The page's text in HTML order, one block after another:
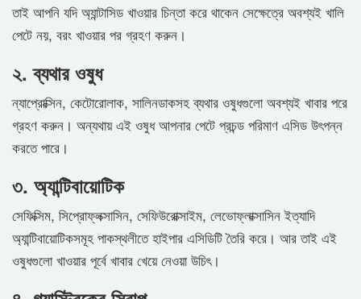
তাই আপনি যদি অ্যান্টাসিড খাওয়ার চিন্তা করে থাকেন সেক্ষেত্রে অবশ্যই খালি
পেটে নয়, বরং খাওয়ার পর গ্রহণ করুন।
২. ব্যথার ওষুধ
ন্যাপ্রোক্সিন, কেটোরোলাক, সালিনডাকসহ ব্যথার ওষুধগুলো অবশ্যই খাবার পরে
গ্রহণ করুন। অন্যথায় এই ওষুধ আপনার পেটে প্রচন্ড পরিমাণ এসিড উৎপন্ন
করতে পারে।
৩. অ্যান্টিবায়োটিক
সেফিক্সিম, সিপ্রোফ্লক্সাসিন, সেফিউরোক্সাইম, লেভোফ্লাক্সাসিন ইত্যাদি
অ্যান্টিবায়োটিকসমূহ পাকস্থলীতে হাইপার এসিডিটি তৈরি করে। আর তাই এই
ওষুধগুলো খাওয়ার পূর্বে খাবার খেয়ে নেওয়া উচিৎ।